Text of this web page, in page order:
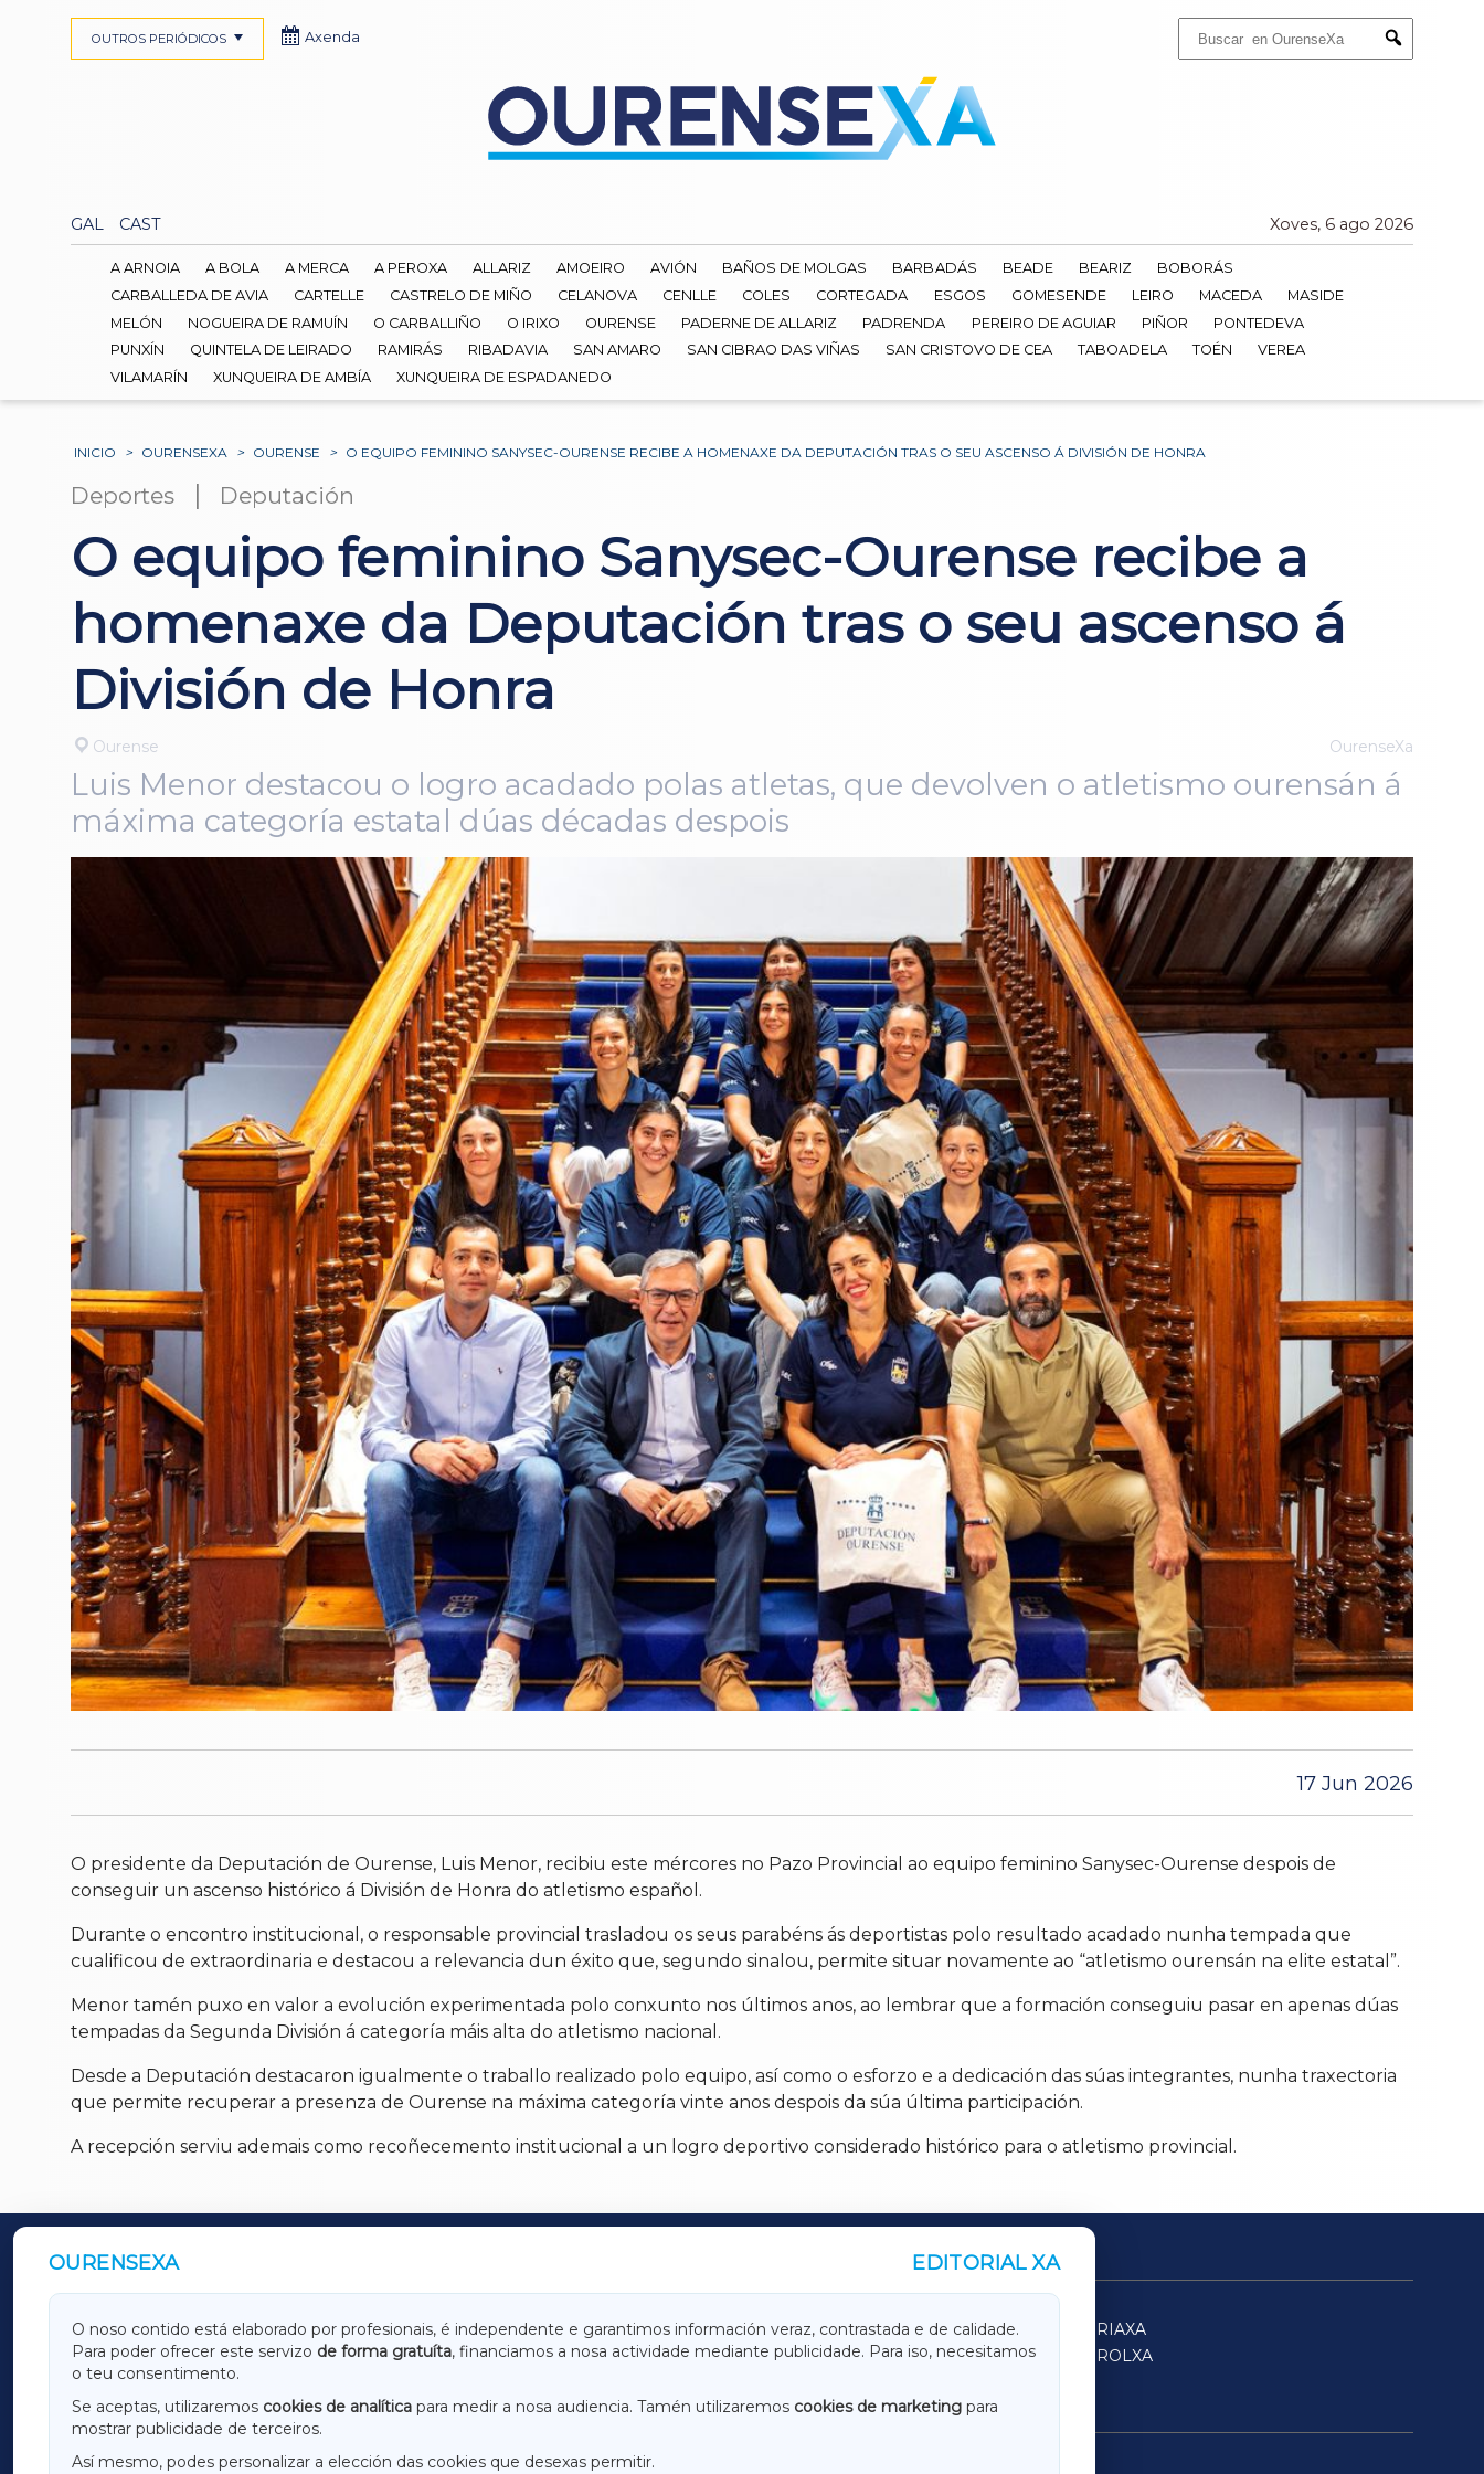
Submit
GAL CAST Xoves, 6 ago 2026
OUTROS PERIÓDICOS Axenda
A ARNOIA A BOLA A MERCA A PEROXA ALLARIZ AMOEIRO AVIÓN BAÑOS DE MOLGAS BARBADÁS BEADE BEARIZ
BOBORÁS
CARBALLEDA DE AVIA
CARTELLE CASTRELO DE MIÑO CELANOVA CENLLE COLES CORTEGADA ESGOS GOMESENDE LEIRO MACEDA
MASIDE
MELÓN
NOGUEIRA DE RAMUÍN O CARBALLIÑO O IRIXO OURENSE PADERNE DE ALLARIZ PADRENDA PEREIRO DE AGUIAR PIÑOR
PONTEDEVA
PUNXÍN
QUINTELA DE LEIRADO RAMIRÁS RIBADAVIA SAN AMARO SAN CIBRAO DAS VIÑAS SAN CRISTOVO DE CEA TABOADELA TOÉN
VEREA
VILAMARÍN
XUNQUEIRA DE AMBÍA XUNQUEIRA DE ESPADANEDO
INICIO > OURENSEXA > OURENSE > O EQUIPO FEMININO SANYSEC-OURENSE RECIBE A HOMENAXE DA DEPUTACIÓN TRAS O SEU ASCENSO Á DIVISIÓN DE HONRA
Deportes | Deputación
O equipo feminino Sanysec-Ourense recibe a
homenaxe da Deputación tras o seu ascenso á
División de Honra
Ourense OurenseXa
Luis Menor destacou o logro acadado polas atletas, que devolven o atletismo ourensán á
máxima categoría estatal dúas décadas despois
17 Jun 2026
O presidente da Deputación de Ourense, Luis Menor, recibiu este mércores no Pazo Provincial ao equipo feminino Sanysec-Ourense despois de
conseguir un ascenso histórico á División de Honra do atletismo español.
Durante o encontro institucional, o responsable provincial trasladou os seus parabéns ás deportistas polo resultado acadado nunha tempada que
cualificou de extraordinaria e destacou a relevancia dun éxito que, segundo sinalou, permite situar novamente ao “atletismo ourensán na elite estatal”.
Menor tamén puxo en valor a evolución experimentada polo conxunto nos últimos anos, ao lembrar que a formación conseguiu pasar en apenas dúas
tempadas da Segunda División á categoría máis alta do atletismo nacional.
Desde a Deputación destacaron igualmente o traballo realizado polo equipo, así como o esforzo e a dedicación das súas integrantes, nunha traxectoria
que permite recuperar a presenza de Ourense na máxima categoría vinte anos despois da súa última participación.
A recepción serviu ademais como recoñecemento institucional a un logro deportivo considerado histórico para o atletismo provincial.
OURENSEXA EDITORIAL XA
O noso contido está elaborado por profesionais, é independente e garantimos información veraz, contrastada e de calidade.
Para poder ofrecer este servizo de forma gratuíta, financiamos a nosa actividade mediante publicidade. Para iso, necesitamos
o teu consentimento.
Se aceptas, utilizaremos cookies de analítica para medir a nosa audiencia. Tamén utilizaremos cookies de marketing para
mostrar publicidade de terceiros.
Así mesmo, podes personalizar a elección das cookies que desexas permitir.
OUTROS PERIÓDICOS
GALICIAXA LUGOXA TERRACHAXA
SARRIAXA
AMARIÑAXA
RIBEIRASACRAXA ACORUÑAXA
FERROLXA
OURENSEXA